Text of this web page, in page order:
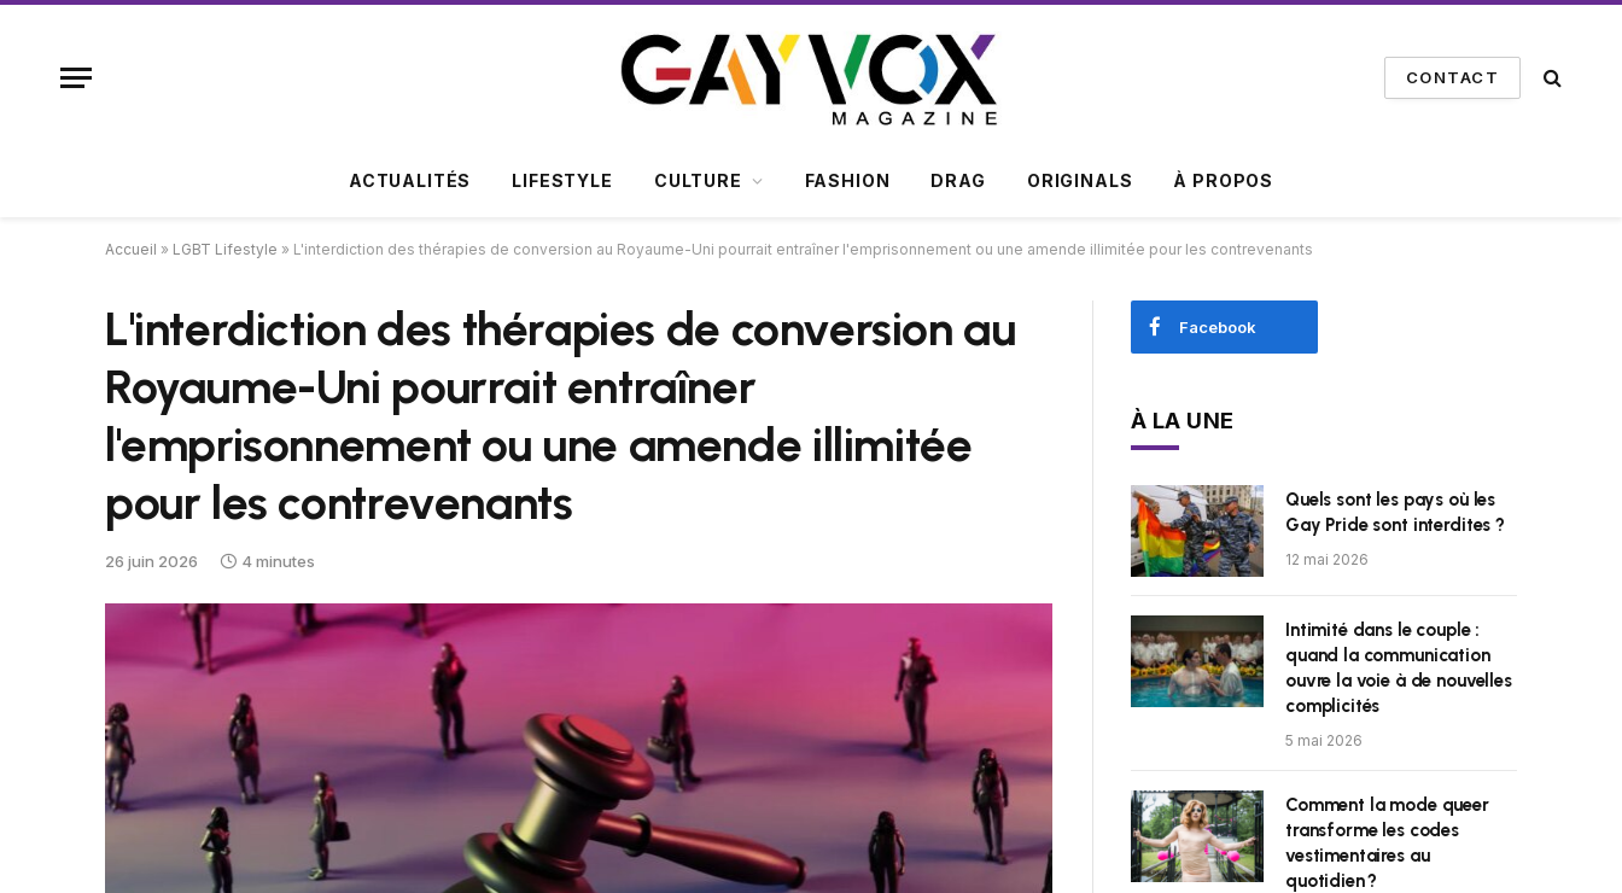
CONTACT
ACTUALITÉS LIFESTYLE CULTURE FASHION DRAG ORIGINALS À PROPOS
Accueil » LGBT Lifestyle » L'interdiction des thérapies de conversion au Royaume-Uni pourrait entraîner l'emprisonnement ou une amende illimitée pour les contrevenants
L'interdiction des thérapies de conversion au
Royaume-Uni pourrait entraîner
l'emprisonnement ou une amende illimitée
pour les contrevenants
26 juin 2026 4 minutes
Facebook
À LA UNE
Quels sont les pays où les
Gay Pride sont interdites ?
12 mai 2026
Intimité dans le couple :
quand la communication
ouvre la voie à de nouvelles
complicités
5 mai 2026
Comment la mode queer
transforme les codes
vestimentaires au
quotidien ?